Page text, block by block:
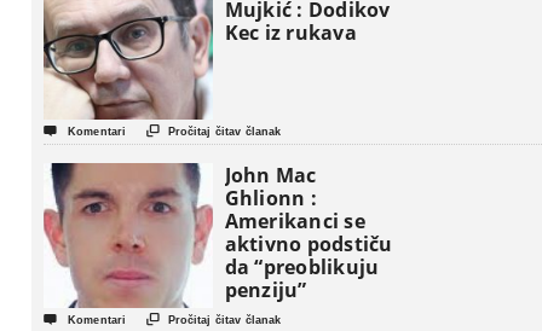
Mujkić : Dodikov
Kec iz rukava
 Komentari  Pročitaj čitav članak
John Mac
Ghlionn :
Amerikanci se
aktivno podstiču
da “preoblikuju
penziju”
 Komentari  Pročitaj čitav članak